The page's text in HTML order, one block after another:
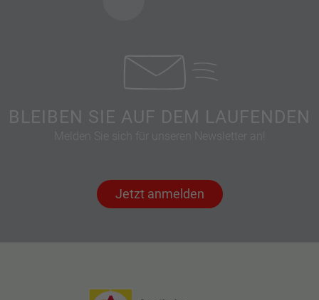
BLEIBEN SIE AUF DEM LAUFENDEN
Melden Sie sich für unseren Newsletter an!
Jetzt anmelden